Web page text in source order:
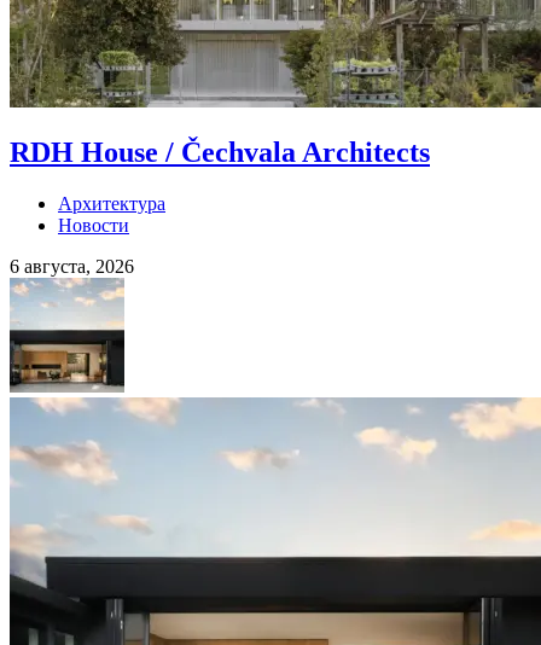
RDH House / Čechvala Architects
Архитектура
Новости
6 августа, 2026